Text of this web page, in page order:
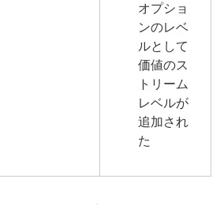
オプショ
ンのレベ
ルとして
価値のス
トリーム
レベルが
追加され
た